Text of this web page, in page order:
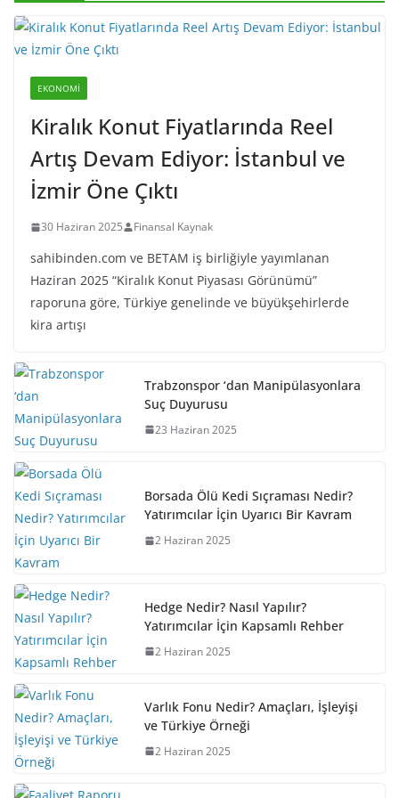
EKONOMI
Kiralık Konut Fiyatlarında Reel
Artış Devam Ediyor: İstanbul ve
İzmir Öne Çıktı
30 Haziran 2025 Finansal Kaynak
sahibinden.com ve BETAM iş birliğiyle yayımlanan
Haziran 2025 “Kiralık Konut Piyasası Görünümü”
raporuna göre, Türkiye genelinde ve büyükşehirlerde
kira artışı
Trabzonspor ‘dan Manipülasyonlara
Suç Duyurusu
23 Haziran 2025
Borsada Ölü Kedi Sıçraması Nedir?
Yatırımcılar İçin Uyarıcı Bir Kavram
2 Haziran 2025
Hedge Nedir? Nasıl Yapılır?
Yatırımcılar İçin Kapsamlı Rehber
2 Haziran 2025
Varlık Fonu Nedir? Amaçları, İşleyişi
ve Türkiye Örneği
2 Haziran 2025